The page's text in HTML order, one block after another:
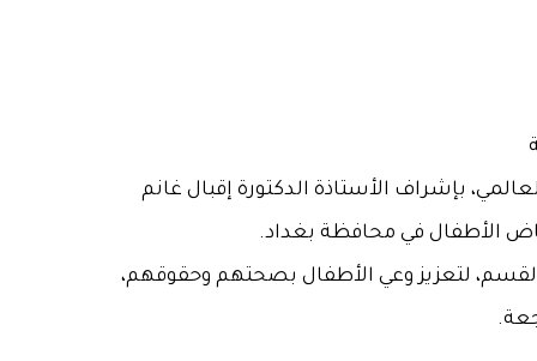
بإشراف الأستاذة الدكتورة إقبال غانم
الأطفال في محافظة بغداد.
لتعزيز وعي الأطفال بصحتهم وحقوقهم،